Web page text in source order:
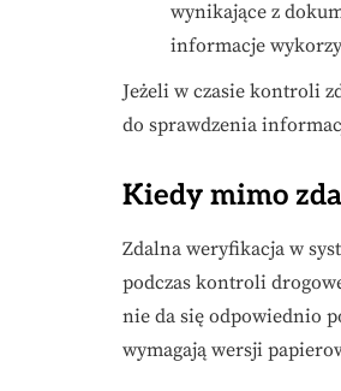
wynikające z
informacje
Jeżeli w czasie kontroli
do sprawdzenia
Kiedy mimo
Zdalna weryfikacja w
podczas kontroli
nie da się odpowiednio
wymagają wersji